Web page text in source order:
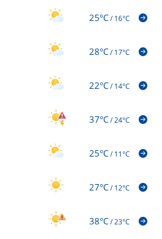
25°C/16°C
28°C/17°C
22°C/14°C
37°C/24°C
25°C/11°C
27°C/12°C
38°C/23°C